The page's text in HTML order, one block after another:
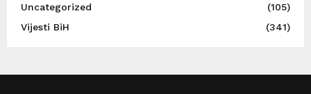
Uncategorized
(105)
Vijesti BiH
(341)